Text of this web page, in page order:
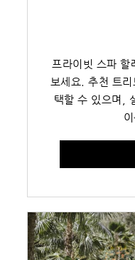
프라이빗 스파 할
보세요. 추천 트
택할 수 있으며,